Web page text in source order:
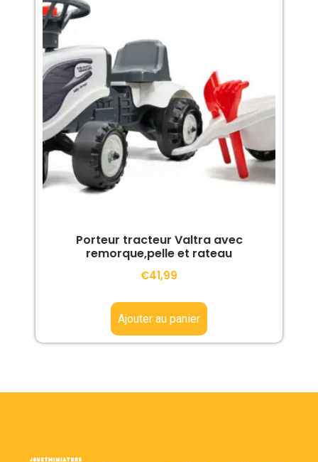
Porteur tracteur Valtra avec
remorque,pelle et rateau
€41,99
Ajouter au panier